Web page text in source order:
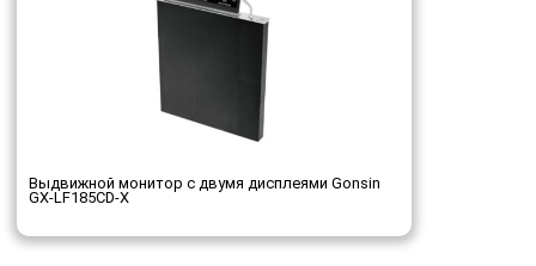
Выдвижной монитор с двумя дисплеями Gonsin
GX-LF185CD-X